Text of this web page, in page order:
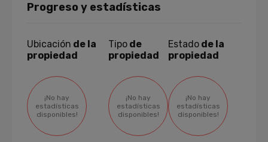
Progreso y estadísticas
Ubicación de la
propiedad
¡No hay
estadísticas
disponibles!
Tipo de
propiedad
¡No hay
estadísticas
disponibles!
Estado de la
propiedad
¡No hay
estadísticas
disponibles!